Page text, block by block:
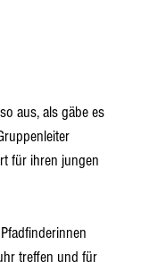
aus, als gäbe es
für ihren jungen
treffen und für